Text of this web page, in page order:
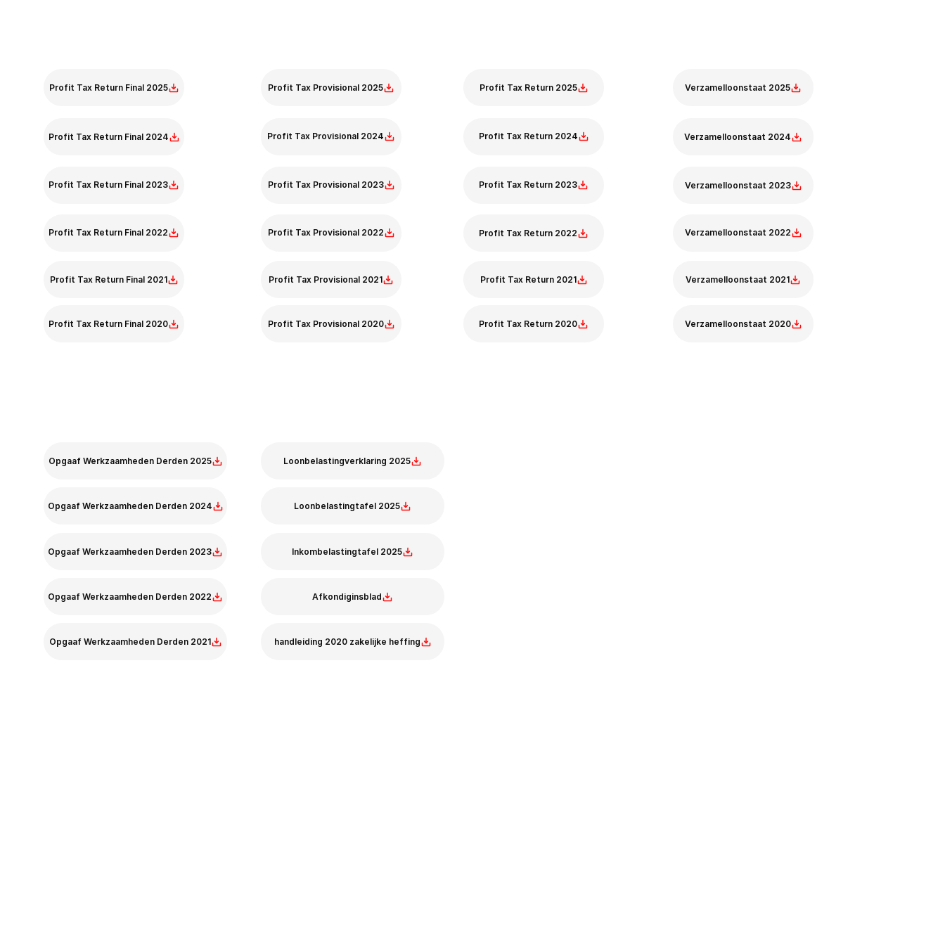
Profit Tax Return 2022
Profit Tax Return 2021
Profit Tax Return 2020
Profit Tax Return 2024
Profit Tax Return 2025
(Verzamelloonstaat)
Profit Tax Provisional 2023
Profit Tax Provisional 2022
Profit Tax Provisional 2021
Profit Tax Provisional 2020
Profit Tax Return 2023
Profit Tax Provisional 2024
Profit Tax Provisional 2025
Profit Tax Return Final 2025 Verzamelloonstaat 2025
Verzamelloonstaat 2024
Verzamelloonstaat 2023
Verzamelloonstaat 2022
Verzamelloonstaat 2021
Verzamelloonstaat 2020
Profit Tax Return Final 2024
Profit Tax Return Final 2023
Profit Tax Return Final 2022
Profit Tax Return Final 2021
Profit Tax Return Final 2020
Opgaaf Werkzaamheden Derden 2025 Loonbelastingverklaring 2025
Loonbelastingtafel 2025
Inkombelastingtafel 2025
Afkondiginsblad
handleiding 2020 zakelijke heffing
Opgaaf Werkzaamheden Derden 2024
Opgaaf Werkzaamheden Derden 2023
Opgaaf Werkzaamheden Derden 2022
Opgaaf Werkzaamheden Derden 2021